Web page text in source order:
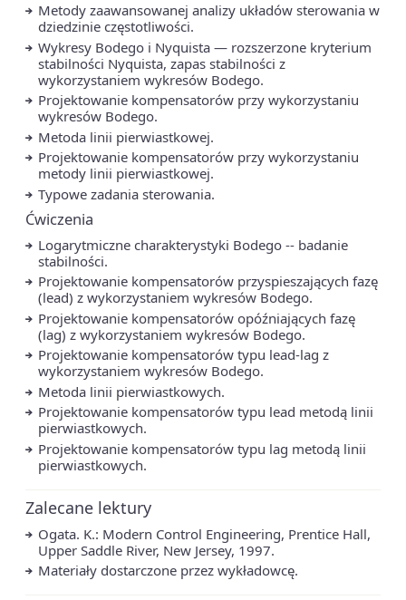
Metody zaawansowanej analizy układów sterowania w
dziedzinie częstotliwości.
Wykresy Bodego i Nyquista — rozszerzone kryterium
stabilności Nyquista, zapas stabilności z
wykorzystaniem wykresów Bodego.
Projektowanie kompensatorów przy wykorzystaniu
wykresów Bodego.
Metoda linii pierwiastkowej.
Projektowanie kompensatorów przy wykorzystaniu
metody linii pierwiastkowej.
Typowe zadania sterowania.
Ćwiczenia
Logarytmiczne charakterystyki Bodego -- badanie
stabilności.
Projektowanie kompensatorów przyspieszających fazę
(lead) z wykorzystaniem wykresów Bodego.
Projektowanie kompensatorów opóźniających fazę
(lag) z wykorzystaniem wykresów Bodego.
Projektowanie kompensatorów typu lead-lag z
wykorzystaniem wykresów Bodego.
Metoda linii pierwiastkowych.
Projektowanie kompensatorów typu lead metodą linii
pierwiastkowych.
Projektowanie kompensatorów typu lag metodą linii
pierwiastkowych.
Zalecane lektury
Ogata. K.: Modern Control Engineering, Prentice Hall,
Upper Saddle River, New Jersey, 1997.
Materiały dostarczone przez wykładowcę.